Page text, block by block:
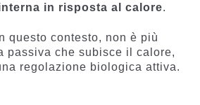
in risposta al calore.
questo contesto, non è più
passiva che subisce il calore,
regolazione biologica attiva.